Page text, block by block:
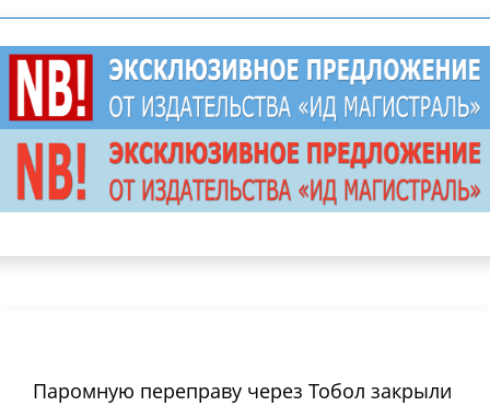
Паромную переправу через Тобол закрыли